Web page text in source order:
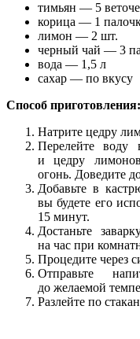
тимьян — 5
корица — 1
лимон — 2 шт.
черный чай — 3
вода — 1,5 л
сахар — по вкусу
Способ приготовления:
Натрите цедру
Перелейте воду
и цедру
огонь. Доведите
Добавьте в
вы будете его
15 минут.
Достаньте
на час при
Процедите через
Отправьте
до желаемой
Разлейте по